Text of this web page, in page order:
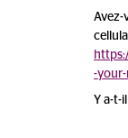
Avez-
-
Y a-t-